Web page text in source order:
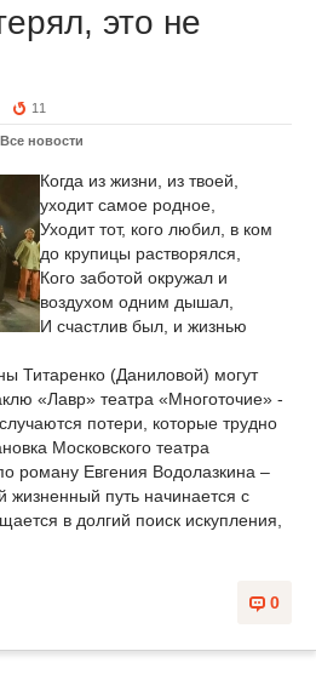
это не
11
Все новости
Когда из жизни, из твоей,
уходит самое родное,
Уходит тот, кого любил, в ком
до крупицы растворялся,
Кого заботой окружал и
воздухом одним дышал,
И счастлив был, и жизнью
Титаренко (Даниловой) могут
«Лавр» театра «Многоточие» -
потери, которые трудно
Московского театра
роману Евгения Водолазкина –
жизненный путь начинается с
в долгий поиск искупления,
0